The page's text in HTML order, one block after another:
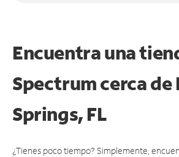
Encuentra una
Spectrumcerca
Springs, FL
¿Tienes poco tiempo? Simplemente,